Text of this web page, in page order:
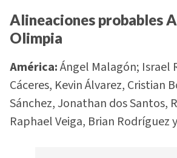
Alineaciones probables
Olimpia
América:Ángel Malagón; Israel
Cáceres, Kevin Álvarez, Cristian
Sánchez, Jonathan dos Santos,
Raphael Veiga, Brian Rodríguez